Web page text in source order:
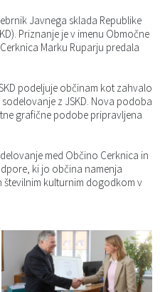
Javnega sklada Republike
Priznanje je v imenu Območne
Marku Ruparju predala
podeljuje občinam kot zahvalo
z JSKD. Nova podoba
grafične podobe pripravljena
med Občino Cerknica in
ki jo občina namenja
številnim kulturnim dogodkom v
Svet za preventivo in vzgojo v cestnem prometu
in kmetijstvo